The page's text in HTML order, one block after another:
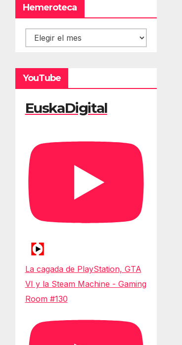
Hemeroteca
Hemeroteca
YouTube
EuskaDigital
La cagada de PlayStation, GTA
VI y la Steam Machine - Gaming
Room #130